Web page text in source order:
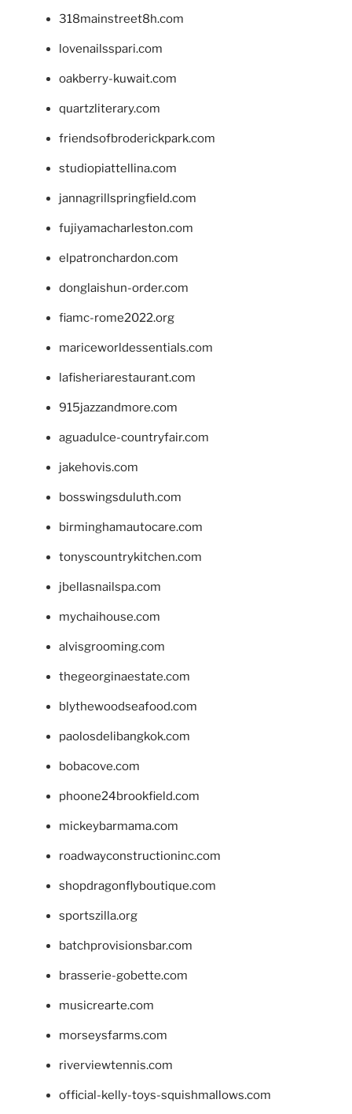
318mainstreet8h.com
lovenailsspari.com
oakberry-kuwait.com
quartzliterary.com
friendsofbroderickpark.com
studiopiattellina.com
jannagrillspringfield.com
fujiyamacharleston.com
elpatronchardon.com
donglaishun-order.com
fiamc-rome2022.org
mariceworldessentials.com
lafisheriarestaurant.com
915jazzandmore.com
aguadulce-countryfair.com
jakehovis.com
bosswingsduluth.com
birminghamautocare.com
tonyscountrykitchen.com
jbellasnailspa.com
mychaihouse.com
alvisgrooming.com
thegeorginaestate.com
blythewoodseafood.com
paolosdelibangkok.com
bobacove.com
phoone24brookfield.com
mickeybarmama.com
roadwayconstructioninc.com
shopdragonflyboutique.com
sportszilla.org
batchprovisionsbar.com
brasserie-gobette.com
musicrearte.com
morseysfarms.com
riverviewtennis.com
official-kelly-toys-squishmallows.com